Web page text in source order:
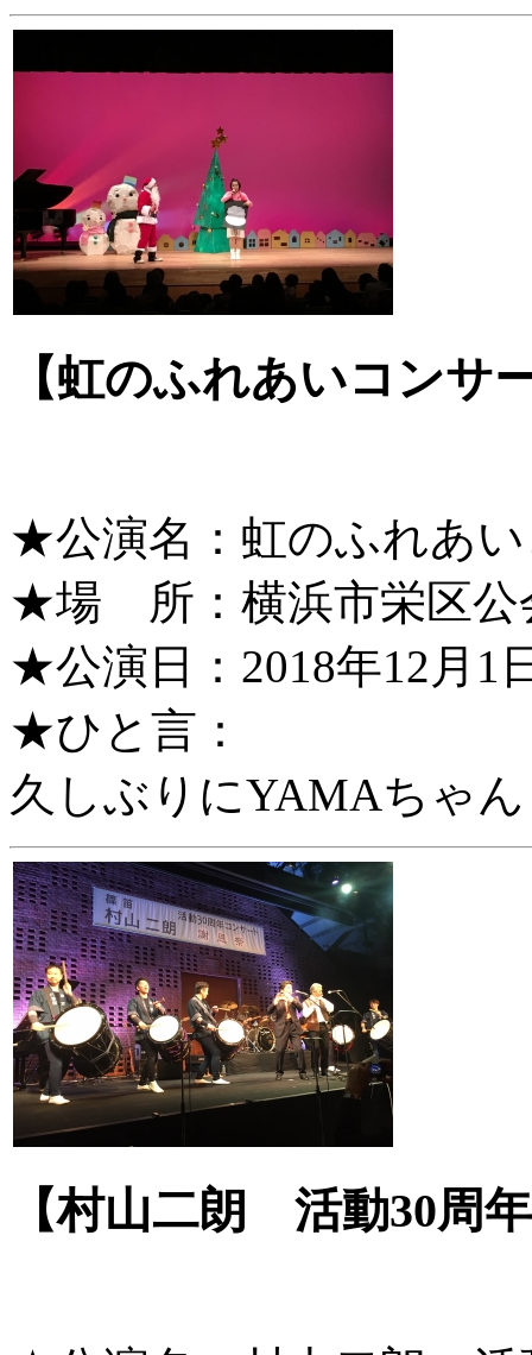
【虹のふれあいコンサ
★公演名：虹のふれあ
★場 所：横浜市栄区公
★公演日：2018年12月1
★ひと言：
久しぶりにYAMAちゃ
【村山二朗 活動30周